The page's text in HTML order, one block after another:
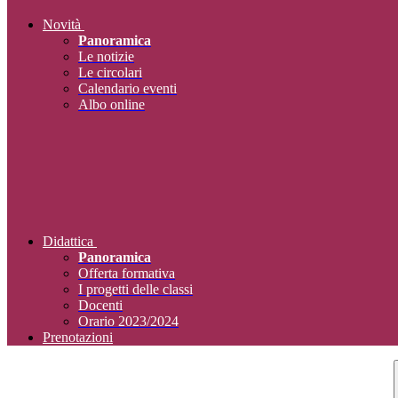
Novità
Panoramica
Le notizie
Le circolari
Calendario eventi
Albo online
Didattica
Panoramica
Offerta formativa
I progetti delle classi
Docenti
Orario 2023/2024
Prenotazioni